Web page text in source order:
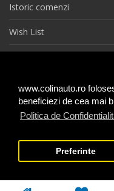
www.colinauto.ro
beneficiezi de cea mai
Politica de
Preferinte
Istoric comenzi
Wish List